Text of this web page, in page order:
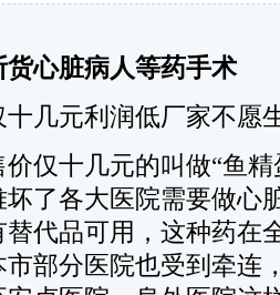
心脏病人等药手术
元利润低厂家不愿
十几元的叫做“鱼精
了各大医院需要做心
代品可用，这种药在
部分医院也受到牵连